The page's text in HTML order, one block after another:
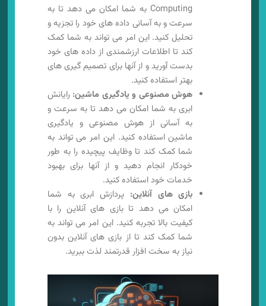
Computing به شما امکان می دهد تا به
سرعت و به آسانی داده های خود را تجزیه و
تحلیل کنید. این امر می تواند به شما کمک
کند تا اطلاعات ارزشمندی از داده های خود
بدست آورید و از آنها برای تصمیم گیری های
بهتر استفاده کنید.
هوش مصنوعی و یادگیری ماشین: رایانش
ابری به شما امکان می دهد تا به سرعت و
به آسانی از هوش مصنوعی و یادگیری
ماشین استفاده کنید. این امر می تواند به
شما کمک کند تا وظایف پیچیده را به طور
خودکار انجام دهید و از آنها برای بهبود
خدمات خود استفاده کنید.
بازی های آنلاین: پردازش ابری به شما
امکان می دهد تا بازی های آنلاین را با
کیفیت بالا تجربه کنید. این امر می تواند به
شما کمک کند تا از بازی های آنلاین بدون
نیاز به سخت افزار قدرتمند لذت ببرید.